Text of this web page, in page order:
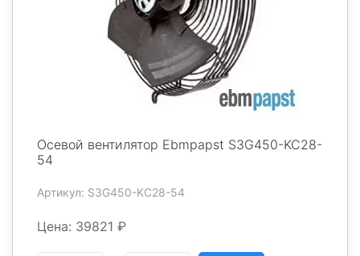
Осевой вентилятор Ebmpapst S3G450-KC28-
54
Артикул: S3G450-KC28-54
Цена: 39821 ₽